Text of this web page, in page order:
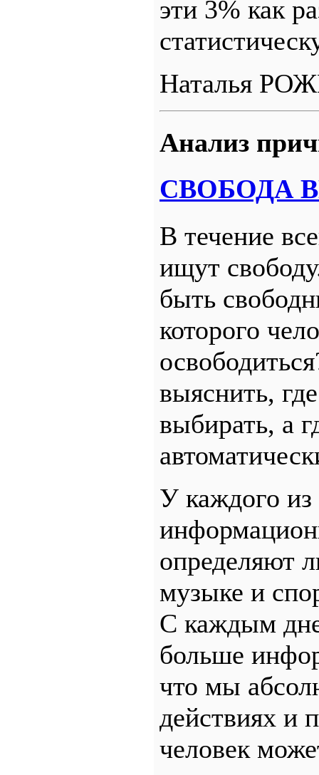
эти 3% как
Наталья
Анализ
СВОБОДА
В течение
ищут
быть
которого
выяснить,
выбирать, а
У каждого из
определяют
музыке и
С каждым
больше
что мы
действиях и
человек